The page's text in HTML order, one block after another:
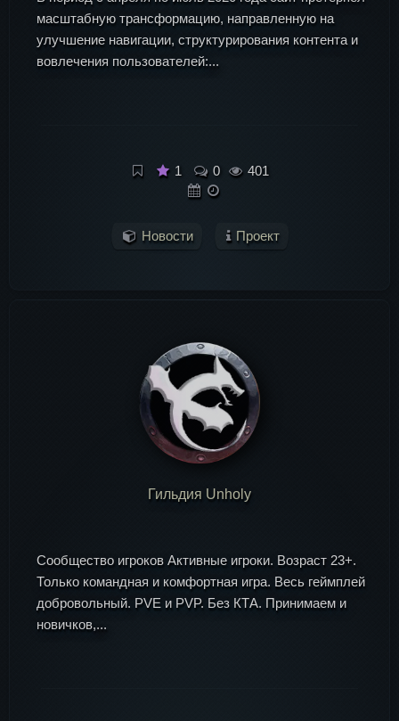
масштабную трансформацию, направленную на
улучшение навигации, структурирования контента и
вовлечения пользователей:...
1 0 401
Новости Проект
Гильдия Unholy
Сообщество игроков Активные игроки. Возраст 23+.
Только командная и комфортная игра. Весь геймплей
добровольный. PVE и PVP. Без КТА. Принимаем и
новичков,...